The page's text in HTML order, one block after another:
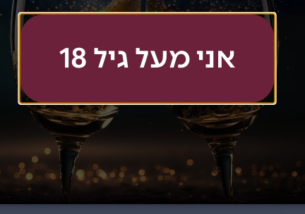
אני מעל גיל 18